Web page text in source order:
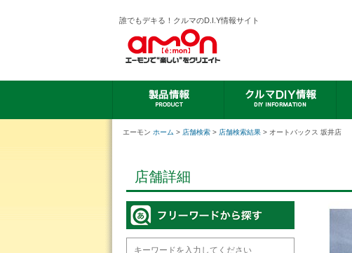
誰でもデキる！クルマのD.I.Y情報サイト
エーモン ホーム > 店舗検索 > 店舗検索結果 > オートバックス 坂井店
店舗詳細